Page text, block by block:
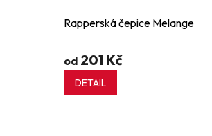
Rapperská čepice Melange
od 201 Kč
DETAIL